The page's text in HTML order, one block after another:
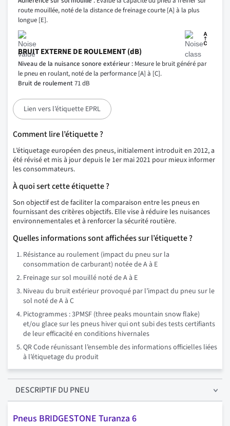
route mouillée, noté de la distance de freinage courte [A] à la plus
longue [E].
BRUIT EXTERNE DE ROULEMENT (dB)
Niveau de la nuisance sonore extérieur : Mesure le bruit généré par
le pneu en roulant, noté de la performance [A] à [C].
Bruit de roulement71 dB
Lien vers l’étiquette EPRL
Comment lire l’étiquette ?
L’étiquetage européen des pneus, initialement introduit en 2012, a
été révisé et mis à jour depuis le 1er mai 2021 pour mieux informer
les consommateurs.
À quoi sert cette étiquette ?
Son objectif est de faciliter la comparaison entre les pneus en
fournissant des critères objectifs. Elle vise à réduire les nuisances
environnementales et à renforcer la sécurité routière.
Quelles informations sont affichées sur l’étiquette ?
Résistance au roulement (impact du pneu sur la
consommation de carburant) notée de A à E
Freinage sur sol mouillé noté de A à E
Niveau du bruit extérieur provoqué par l’impact du pneu sur le
sol noté de A à C
Pictogrammes : 3PMSF (three peaks mountain snow flake)
et/ou glace sur les pneus hiver qui ont subi des tests certifiants
de leur efficacité en conditions hivernales
QR Code réunissant l’ensemble des informations officielles liées
à l’étiquetage du produit
DESCRIPTIFDU PNEU
Pneus BRIDGESTONE Turanza 6